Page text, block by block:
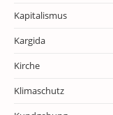
Kapitalismus
Kargida
Kirche
Klimaschutz